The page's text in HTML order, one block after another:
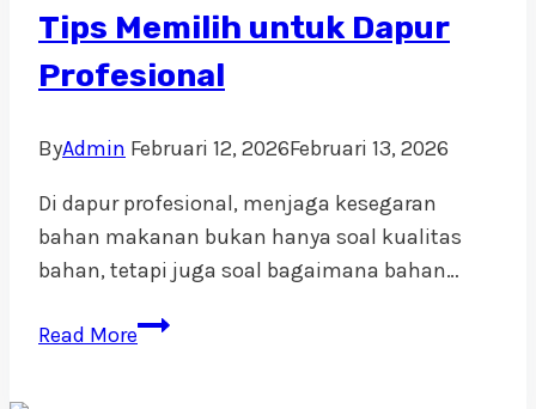
Tips Memilih untuk Dapur
Profesional
ByAdmin Februari 12, 2026Februari 13, 2026
Di dapur profesional, menjaga kesegaran
bahan makanan bukan hanya soal kualitas
bahan, tetapi juga soal bagaimana bahan…
Read MorePlastik